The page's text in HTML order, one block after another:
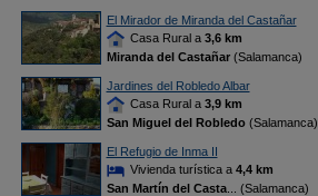
El Mirador de Miranda del Castañar
Casa Rural a 3,6 km
Miranda del Castañar(Salamanca)
Jardines del Robledo Albar
Casa Rural a 3,9 km
San Miguel del Robledo(Salamanca)
El Refugio de Inma II
Vivienda turística a 4,4 km
San Martín del Casta... (Salamanca)